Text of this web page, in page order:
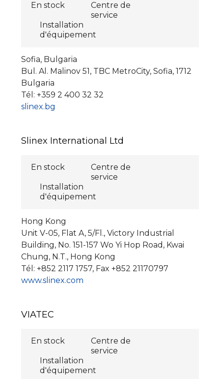
En stock
Centre de
service
Installation
d'équipement
Sofia, Bulgaria
Bul. Al. Malinov 51, TBC MetroCity, Sofia, 1712
Bulgaria
Tél: +359 2 400 32 32
slinex.bg
Slinex International Ltd
En stock
Centre de
service
Installation
d'équipement
Hong Kong
Unit V-05, Flat A, 5/Fl., Victory Industrial
Building, No. 151-157 Wo Yi Hop Road, Kwai
Chung, N.T., Hong Kong
Tél: +852 2117 1757, Fax +852 21170797
www.slinex.com
VIATEC
En stock
Centre de
service
Installation
d'équipement